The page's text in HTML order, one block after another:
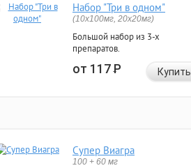
Набор "Три в одном"
(10x100мг, 20x20мг)
Большой набор из 3-х
препаратов.
от 117Р Купить
Супер Виагра
100 + 60 мг